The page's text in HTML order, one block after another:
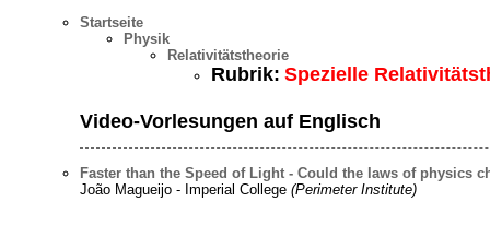
Startseite
Physik
Relativitätstheorie
Rubrik: Spezielle
Video-Vorlesungen auf Englisch
Faster than the Speed of Light - Could the laws of physics
João Magueijo - Imperial College (Perimeter Institute)